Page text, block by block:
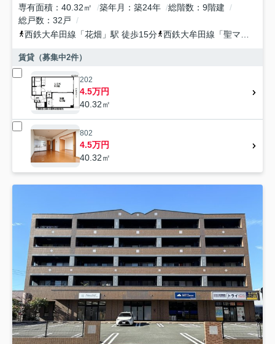
専有面積
40.32㎡ 築年月 築24年 総階数
9階建
総戸数
32戸
西鉄大牟田線 「花畑 」駅 徒歩15分 西鉄大牟田線 「聖マリア病院前
賃貸（募集中2件）
202
4.5万円
40.32㎡
802
4.5万円
40.32㎡